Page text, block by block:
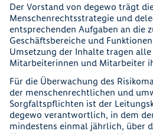
Der Vorstand von degewo trägt
Menschenrechtsstrategie und
entsprechenden Aufgaben an die
Geschäftsbereiche und
Umsetzung der Inhalte tragen alle
Mitarbeiterinnen und Mitarbeiter
Für die Überwachung des
der menschenrechtlichen und
Sorgfaltspflichten ist der
degewo verantwortlich, in dem
mindestens einmal jährlich, über